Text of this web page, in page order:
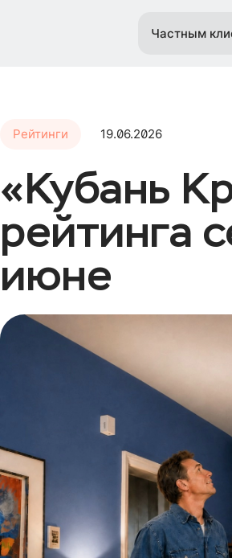
Частным
Рейтинги 19.06.2026
«Кубань
рейтинга
июне